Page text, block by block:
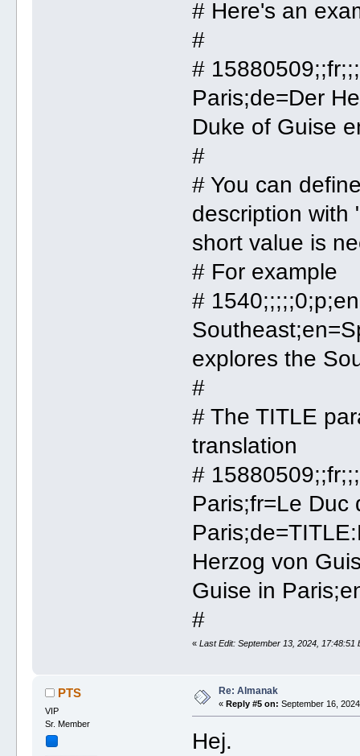
# Here's an
#
#
Paris;de=Der
Duke of Guise
#
# You can
description with
short value is
# For example
#
explores the
#
# The TITLE
translation
#
Paris;fr=Le Duc
Herzog von
Guise in
#
«Last Edit: September 13, 2024, 17:48:51
PTS
VIP
Sr. Member
Re: Almanak
« Reply #5 on: September 16,
Hej.